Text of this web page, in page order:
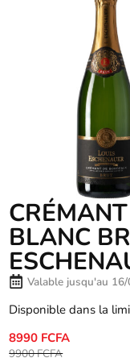
BLANC
Valable jusqu'au
Disponible dans la
8990 FCFA
9900 FCFA